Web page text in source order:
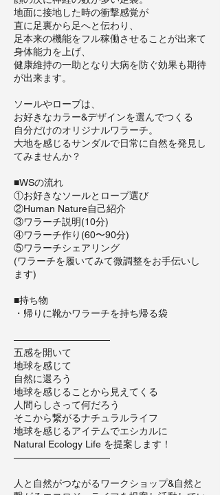
地面に接地した時の衝撃感覚が
直に足裏から足へと伝わり、
足本来の機能をフル稼働させることが出来て
身体能力を上げ、
健康維持の一助となり大病を防ぐ効果も期待
が出来ます。
ソールやロープは、
お好きなカラー&デザインを選んでつくる
自分だけのオリジナルワラーチ。
大地を感じるサンダルで日常に自然を発見し
てみませんか？
■WSの流れ
①お好きなソールとロープ選び
②Human Nature自己紹介
③ワラーチ説明(10分)
④ワラーチ作り(60〜90分)
⑤ワラーチシェアリング
(ワラーチを履いてみて微調整をお手伝いし
ます)
■持ち物
・帰りに靴かワラーチを持ち帰る袋
——————————
五感を開いて
地球を感じて
自然に還ろう
地球を感じることから見えてくる
人間らしさって何だろう
そこから繋がるナチュラルライフ
地球を感じるアイテムでエシカルに
Natural Ecology Life を提案します！
——————————
人と自然がつながるワークショップ&自然と